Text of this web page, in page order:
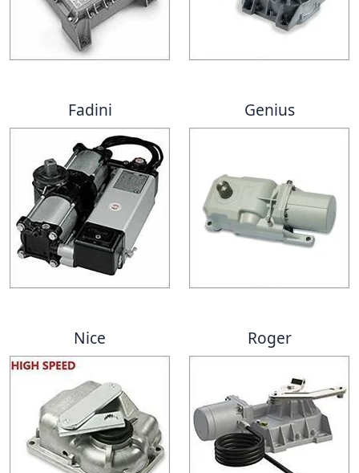
Fadini Genius
Nice Roger